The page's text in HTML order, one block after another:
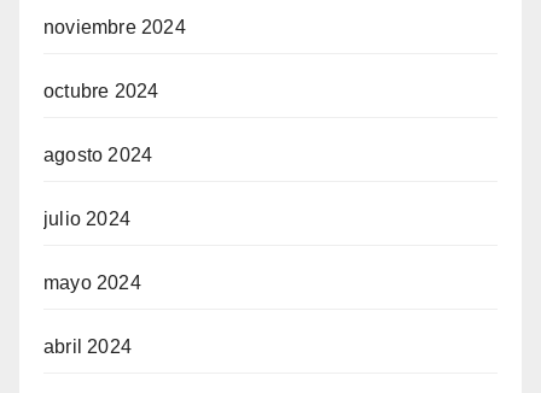
noviembre 2024
octubre 2024
agosto 2024
julio 2024
mayo 2024
abril 2024